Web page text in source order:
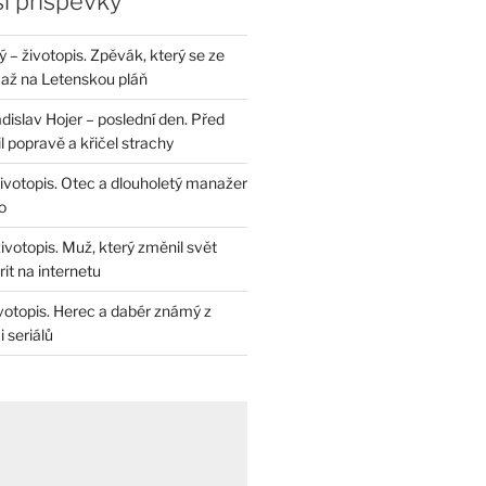
– životopis. Zpěvák, který se ze
na Letenskou pláň
Hojer – poslední den. Před
popravě a křičel strachy
Otec a dlouholetý manažer
Muž, který změnil svět
na internetu
Herec a dabér známý z
seriálů